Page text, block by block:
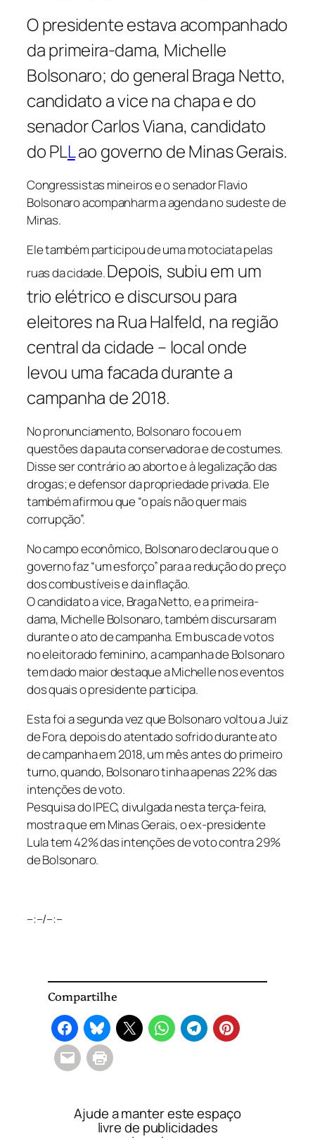
O presidente estava acompanhado
da primeira-dama, Michelle
Bolsonaro; do general Braga Netto,
candidato a vice na chapa e do
senador Carlos Viana, candidato
do PLLao governo de Minas Gerais.
Congressistas mineiros e o senador Flavio
Bolsonaro acompanharm a agenda no sudeste de
Minas.
Ele também participou de uma motociata pelas
ruas da cidade.Depois, subiu em um
trio elétrico e discursou para
eleitores na Rua Halfeld, na região
central da cidade – local onde
levou uma facada durante a
campanha de 2018.
No pronunciamento, Bolsonaro focou em
questões da pauta conservadora e de costumes.
Disse ser contrário ao aborto e à legalização das
drogas; e defensor da propriedade privada. Ele
também afirmou que “o país não quer mais
corrupção”.
No campo econômico, Bolsonaro declarou que o
governo faz “um esforço” para a redução do preço
dos combustíveis e da inflação.
O candidato a vice, Braga Netto, e a primeira-
dama, Michelle Bolsonaro, também discursaram
durante o ato de campanha. Em busca de votos
no eleitorado feminino, a campanha de Bolsonaro
tem dado maior destaque a Michelle nos eventos
dos quais o presidente participa.
Esta foi a segunda vez que Bolsonaro voltou a Juiz
de Fora, depois do atentado sofrido durante ato
de campanha em 2018, um mês antes do primeiro
turno, quando, Bolsonaro tinha apenas 22% das
intenções de voto.
Pesquisa do IPEC, divulgada nesta terça-feira,
mostra que em Minas Gerais, o ex-presidente
Lula tem 42% das intenções de voto contra 29%
de Bolsonaro.
–:–/–:–
Compartilhe
Ajude a manter este espaço
livre de publicidades